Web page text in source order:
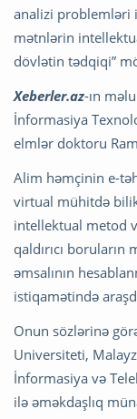
analizi problemləri
mətnlərin
dövlətin tədqiqi”
Xeberler.az-ın
İnformasiya
elmlər doktoru
Alim həmçinin e-
virtual mühitdə
intellektual metod
qaldırıcı
əmsalının
istiqamətində
Onun sözlərinə
Universiteti,
İnformasiya və
ilə əməkdaşlıq